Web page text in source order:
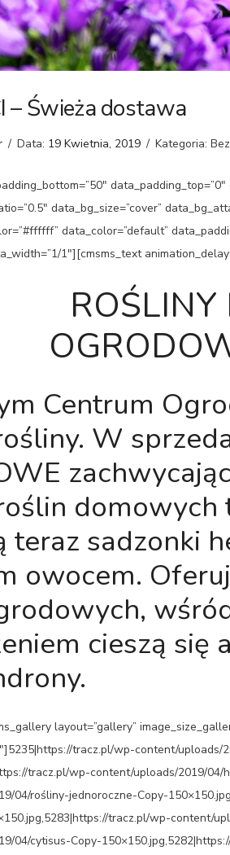
– Świeża dostawa
/ Data: 19 Kwietnia, 2019 / Kategoria:
data_bg_size=”cover”
data_color=”default”
1″][cmsms_text
Centrum
W
domowych
teraz sadzonki
owocem.
cieszą się
layout=”gallery”
tracz.pl/wp-content/
tracz.pl/wp-content/uploads/2019/
04/rośliny-jednoroczne-Copy-
tracz.pl/wp-content/
04/cytisus-Copy-